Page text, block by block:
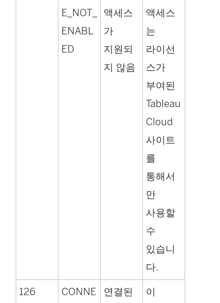
E_NOT_
ENABL
ED
액세스
가
지원되
지 않음
액세스
는
라이선
스가
부여된
Tableau
Cloud
사이트
를
통해서
만
사용할
수
있습니
다.
126
CONNE
연결된
이